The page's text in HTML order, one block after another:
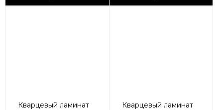
Кварцевый ламинат
Кварцевый ламинат